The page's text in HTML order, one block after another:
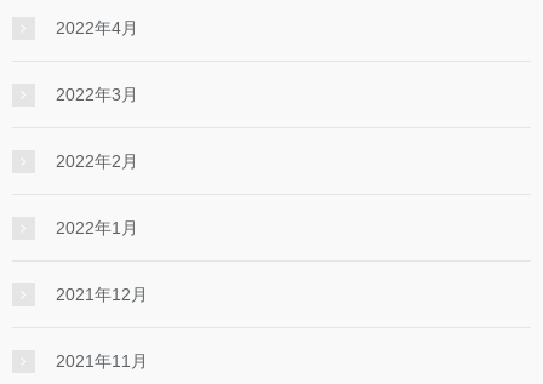
2022年4月
2022年3月
2022年2月
2022年1月
2021年12月
2021年11月